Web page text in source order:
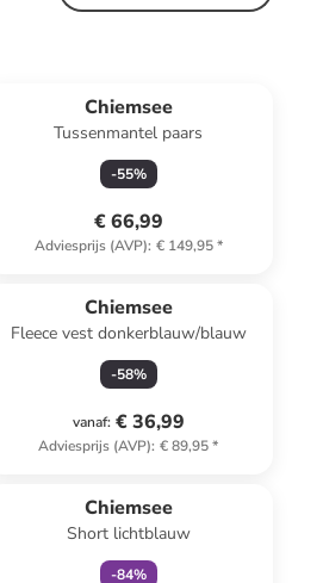
Chiemsee
Tussenmantel paars
-55%
€ 66,99
Adviesprijs (AVP): € 149,95*
Chiemsee
Fleece vest donkerblauw/blauw
-58%
vanaf: € 36,99
Adviesprijs (AVP): € 89,95*
Chiemsee
Short lichtblauw
-84%